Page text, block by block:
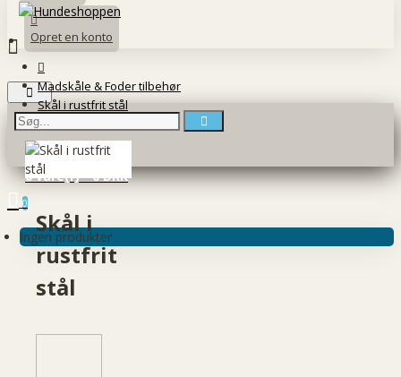
Opret en konto
0 vare(r) - 0 DKK
0
Ingen produkter
Madskåle & Foder tilbehør
Skål i rustfrit stål
Skål i
rustfrit
stål